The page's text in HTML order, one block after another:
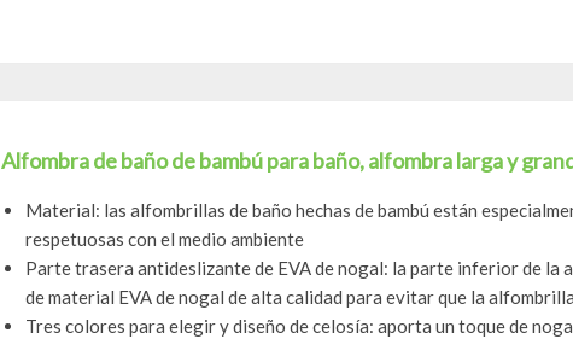
Alfombra de baño de bambú para baño, alfombra larga y
Material: las alfombrillas de baño hechas de bambú están
respetuosas con el medio ambiente
Parte trasera antideslizante de EVA de nogal: la parte inferior de la
de material EVA de nogal de alta calidad para evitar que la
Tres colores para elegir y diseño de celosía: aporta un toque de